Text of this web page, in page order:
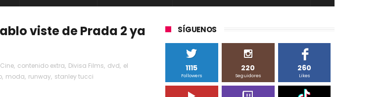
viste de Prada 2 ya
Cine, contenido extra, Divisa Films, dvd, el
, moda, runway, stanley tucci
SÍGUENOS
1115
Followers
220
Seguidores
260
Likes